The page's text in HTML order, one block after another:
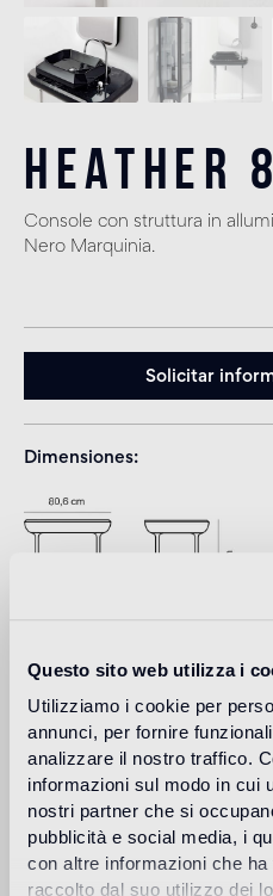
Questo sito web utilizza i
Utilizziamo i cookie per
annunci, per fornire
analizzare il nostro traffico.
informazioni sul modo in cui
nostri partner che si
pubblicità e social media, i
con altre informazioni che
raccolto dal suo utilizzo dei
Heather
Console con struttura in
Nero Marquinia.
Solicitar
Dimensiones
Download
Design
jaime hayon